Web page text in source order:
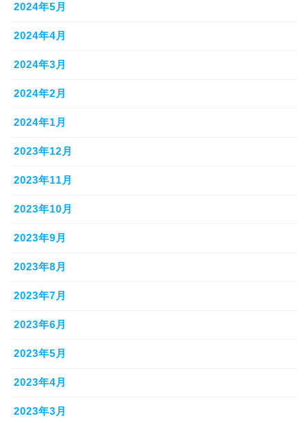
2024年5月
2024年4月
2024年3月
2024年2月
2024年1月
2023年12月
2023年11月
2023年10月
2023年9月
2023年8月
2023年7月
2023年6月
2023年5月
2023年4月
2023年3月